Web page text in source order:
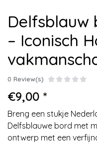
Delfsblauw
– Iconisch
0 Review(s)
€9,00 *
Breng een stukje
Delfsblauwe bord met
ontwerp met een